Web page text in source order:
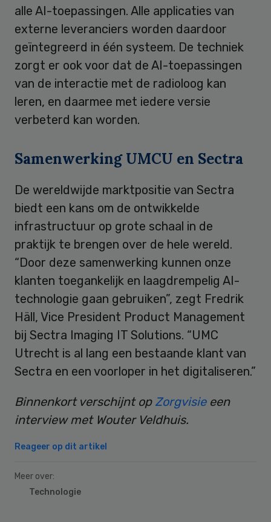
alle AI-toepassingen. Alle applicaties van
externe leveranciers worden daardoor
geïntegreerd in één systeem. De techniek
zorgt er ook voor dat de AI-toepassingen
van de interactie met de radioloog kan
leren, en daarmee met iedere versie
verbeterd kan worden.
Samenwerking UMCU en Sectra
De wereldwijde marktpositie van Sectra
biedt een kans om de ontwikkelde
infrastructuur op grote schaal in de
praktijk te brengen over de hele wereld.
“Door deze samenwerking kunnen onze
klanten toegankelijk en laagdrempelig AI-
technologie gaan gebruiken”, zegt Fredrik
Häll, Vice President Product Management
bij Sectra Imaging IT Solutions. “UMC
Utrecht is al lang een bestaande klant van
Sectra en een voorloper in het digitaliseren.”
Binnenkort verschijnt op Zorgvisie een
interview met Wouter Veldhuis.
Reageer op dit artikel
Meer over:
Technologie